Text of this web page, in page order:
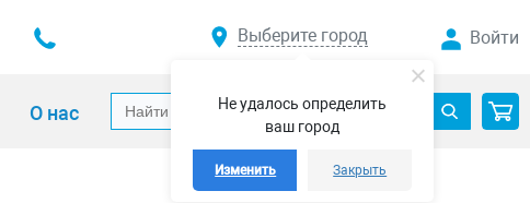
Не удалось определить
ваш город
Изменить Закрыть
Выберите город Войти
О нас